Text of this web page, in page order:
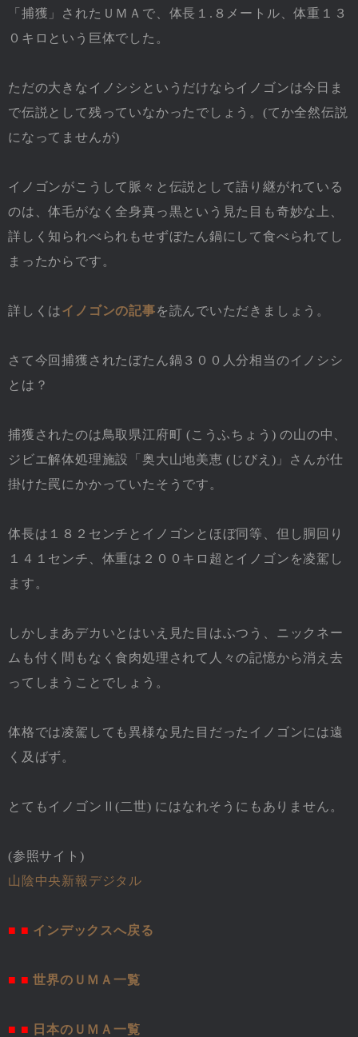
「捕獲」されたＵＭＡで、体長１.８メートル、体重１３
０キロという巨体でした。
ただの大きなイノシシというだけならイノゴンは今日ま
で伝説として残っていなかったでしょう。(てか全然伝説
になってませんが)
イノゴンがこうして脈々と伝説として語り継がれている
のは、体毛がなく全身真っ黒という見た目も奇妙な上、
詳しく知られべられもせずぼたん鍋にして食べられてし
まったからです。
詳しくはイノゴンの記事を読んでいただきましょう。
さて今回捕獲されたぼたん鍋３００人分相当のイノシシ
とは？
捕獲されたのは鳥取県江府町 (こうふちょう) の山の中、
ジビエ解体処理施設「奥大山地美恵 (じびえ)」さんが仕
掛けた罠にかかっていたそうです。
体長は１８２センチとイノゴンとほぼ同等、但し胴回り
１４１センチ、体重は２００キロ超とイノゴンを凌駕し
ます。
しかしまあデカいとはいえ見た目はふつう、ニックネー
ムも付く間もなく食肉処理されて人々の記憶から消え去
ってしまうことでしょう。
体格では凌駕しても異様な見た目だったイノゴンには遠
く及ばず。
とてもイノゴンⅡ(二世) にはなれそうにもありません。
(参照サイト)
山陰中央新報デジタル
■ ■ インデックスへ戻る
■ ■ 世界のＵＭＡ一覧
■ ■ 日本のＵＭＡ一覧